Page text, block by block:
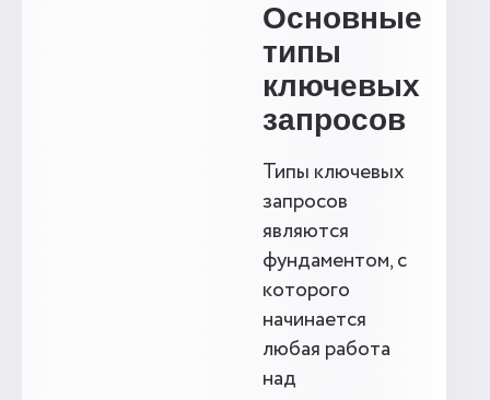
Основные
типы
ключевых
запросов
Типы ключевых
запросов
являются
фундаментом, с
которого
начинается
любая работа
над